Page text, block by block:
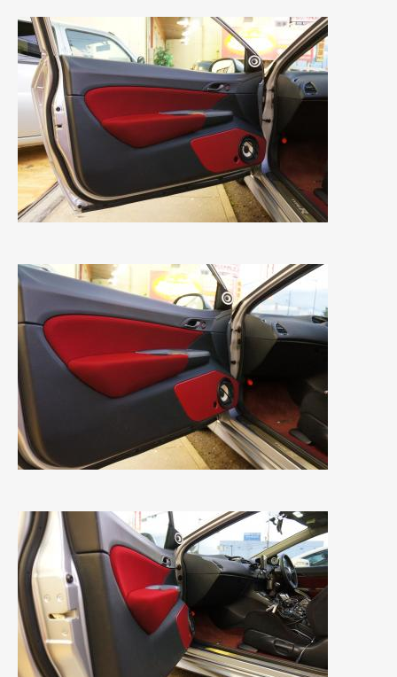
2023年4月 (1)
2022年12月(1)
2022年10月 (2)
2022年8月
2022年4月
2022年1月(3)
2021年8月 (2)
2021年7月(7)
2021年4月
2021年3月 (1)
(2)
2020年10月 (1)
2020年9月(3)
2020年8月 (4)
2020年7月(3)
2020年6月